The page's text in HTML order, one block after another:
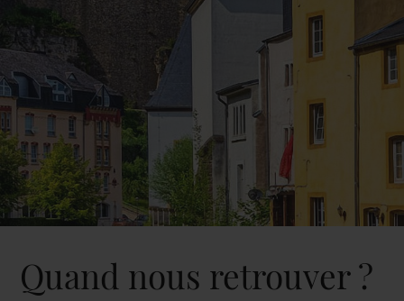
Quand nous retrouver ?